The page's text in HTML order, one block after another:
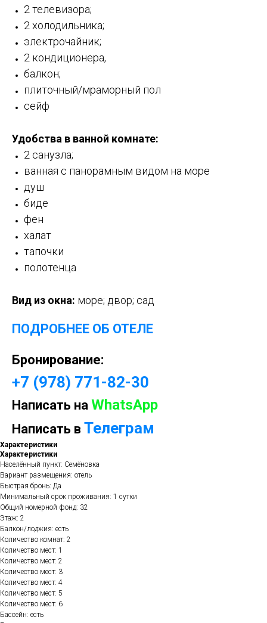
2 телевизора;
2 холодильника;
электрочайник;
2 кондиционера,
балкон;
плиточный/мраморный пол
сейф
Удобства в ванной комнате:
2 санузла;
ванная с панорамным видом на море
душ
биде
фен
халат
тапочки
полотенца
Вид из окна: море; двор; сад
ПОДРОБНЕЕ ОБ ОТЕЛЕ
Бронирование:
+7 (978) 771-82-30
Написать на WhatsApp
Написать в Телеграм
Характеристики
Характеристики
Населённый пункт: Семёновка
Вариант размещения: отель
Быстрая бронь: Да
Минимальный срок проживания: 1 сутки
Общий номерной фонд: 32
Этаж: 2
Балкон/лоджия: есть
Количество комнат: 2
Количество мест: 1
Количество мест: 2
Количество мест: 3
Количество мест: 4
Количество мест: 5
Количество мест: 6
Бассейн: есть